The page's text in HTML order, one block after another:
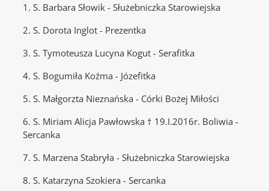
1. S. Barbara Słowik - Służebniczka Starowiejska
2. S. Dorota Inglot - Prezentka
3. S. Tymoteusza Lucyna Kogut - Serafitka
4. S. Bogumiła Koźma - Józefitka
5. S. Małgorzta Nieznańska - Córki Bożej Miłości
6. S. Miriam Alicja Pawłowska † 19.I.2016r. Boliwia -
Sercanka
7. S. Marzena Stabryła - Służebniczka Starowiejska
8. S. Katarzyna Szokiera - Sercanka